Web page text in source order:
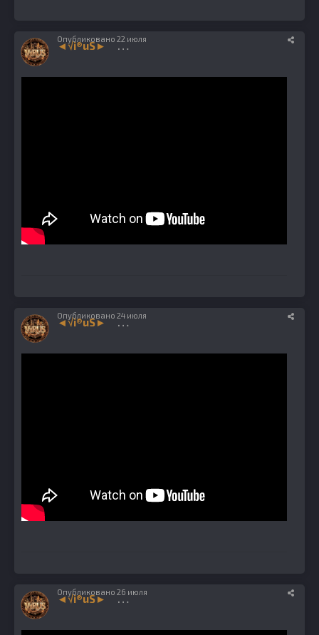
◄√i®uS► 1224
Опубликовано 22 июля
◄√i®uS► 1224
Опубликовано 24 июля
◄√i®uS► 1224
Опубликовано 26 июля